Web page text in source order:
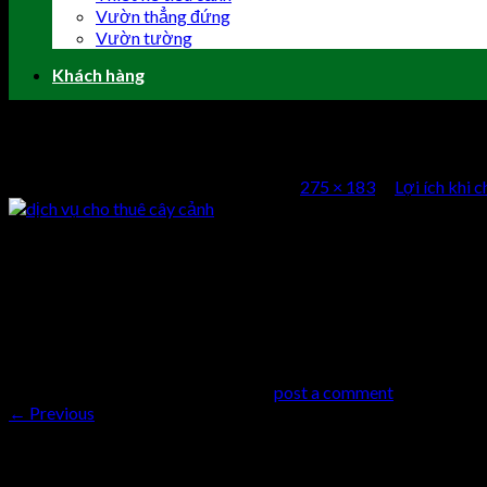
Vườn thẳng đứng
Vườn tường
Khách hàng
275 × 183 Lợi ích khi
post a comment
← Previous